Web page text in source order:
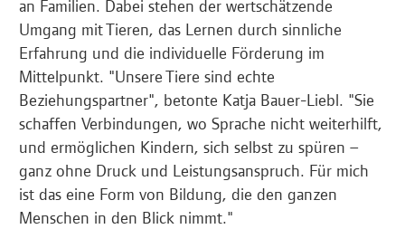
an Familien. Dabei stehen der wertschätzende
Umgang mit Tieren, das Lernen durch sinnliche
Erfahrung und die individuelle Förderung im
Mittelpunkt. "Unsere Tiere sind echte
Beziehungspartner", betonte Katja Bauer-Liebl. "Sie
schaffen Verbindungen, wo Sprache nicht weiterhilft,
und ermöglichen Kindern, sich selbst zu spüren –
ganz ohne Druck und Leistungsanspruch. Für mich
ist das eine Form von Bildung, die den ganzen
Menschen in den Blick nimmt."